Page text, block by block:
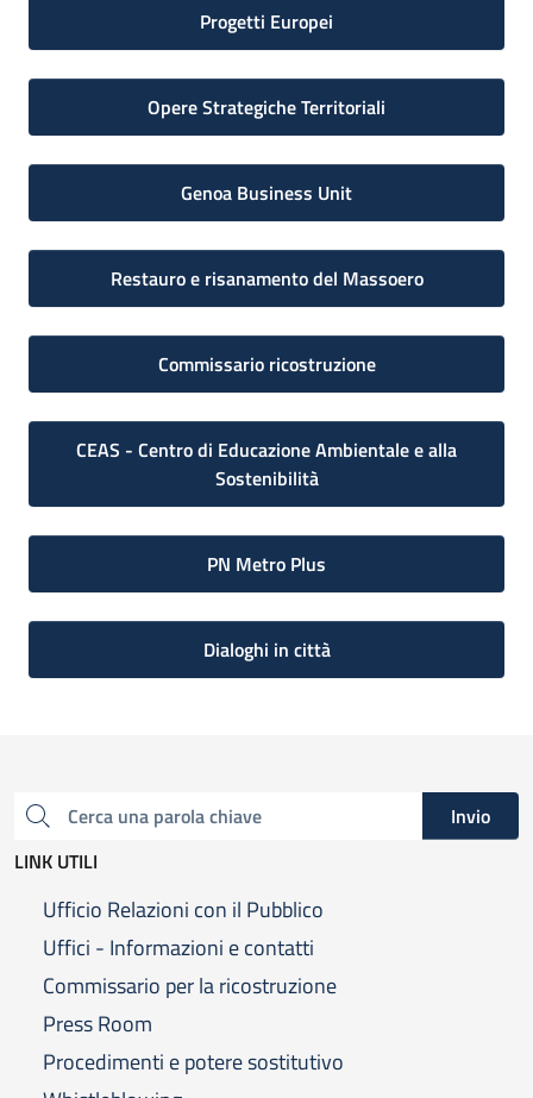
Progetti Europei
Opere Strategiche Territoriali
Genoa Business Unit
Restauro e risanamento del Massoero
Commissario ricostruzione
CEAS - Centro di Educazione Ambientale e alla
Sostenibilità
PN Metro Plus
Dialoghi in città
Cerca una parola chiave
Invio
LINK UTILI
Ufficio Relazioni con il Pubblico
Uffici - Informazioni e contatti
Commissario per la ricostruzione
Press Room
Procedimenti e potere sostitutivo